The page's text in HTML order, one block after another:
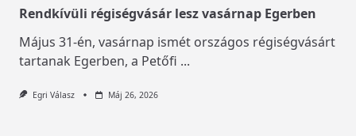
Rendkívüli régiségvásár lesz vasárnap Egerben
Május 31-én, vasárnap ismét országos régiségvásárt
tartanak Egerben, a Petőfi ...
Egri Válasz Máj 26, 2026